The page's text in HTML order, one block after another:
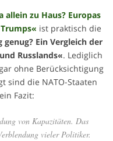
allein zu Haus? Europas
ist praktisch die
genug? Ein Vergleich der
Russlands«. Lediglich
ohne Berücksichtigung
sind die NATO-Staaten
Fazit:
von Kapazitäten. Das
vieler Politiker.